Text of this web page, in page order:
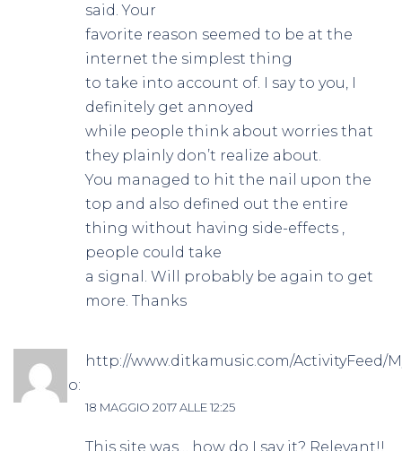
said. Your
favorite reason seemed to be at the
internet the simplest thing
to take into account of. I say to you, I
definitely get annoyed
while people think about worries that
they plainly don’t realize about.
You managed to hit the nail upon the
top and also defined out the entire
thing without having side-effects ,
people could take
a signal. Will probably be again to get
more. Thanks
http://www.ditkamusic.com/ActivityFeed/
ha detto:
18 MAGGIO 2017 ALLE 12:25
This site was… how do I say it? Relevant!!